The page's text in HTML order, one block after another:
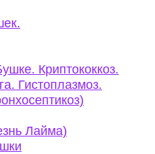
Криптококкоз.
Гистоплазмоз.
Лайма)